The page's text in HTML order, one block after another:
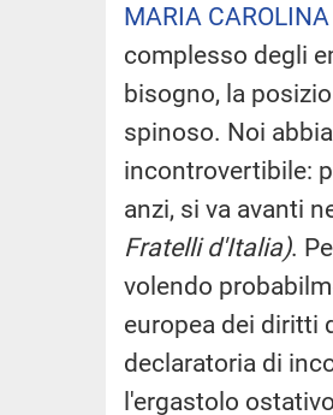
MARIA
complesso degli
bisogno, la
spinoso. Noi
incontrovertibile:
anzi, si va avanti
Fratelli d'Italia).
volendo
europea dei diritti
declaratoria di
l'ergastolo